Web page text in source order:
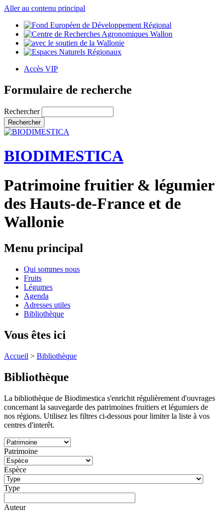
Aller au contenu principal
Accès VIP
Formulaire de recherche
Rechercher
BIODIMESTICA
Patrimoine fruitier & légumier
des Hauts-de-France et de
Wallonie
Menu principal
Qui sommes nous
Fruits
Légumes
Agenda
Adresses utiles
Bibliothèque
Vous êtes ici
Accueil > Bibliothèque
Bibliothèque
La bibliothèque de Biodimestica s'enrichit régulièrement d'ouvrages
concernant la sauvegarde des patrimoines fruitiers et légumiers de
nos régions. Utilisez les filtres ci-dessous pour limiter la liste à vos
centres d'interêt.
Patrimoine
Espèce
Type
Auteur